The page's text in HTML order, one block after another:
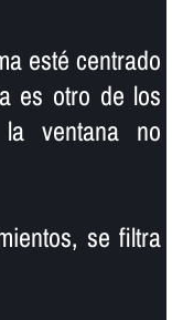
esté centrado
es otro de los
ventana no
se filtra